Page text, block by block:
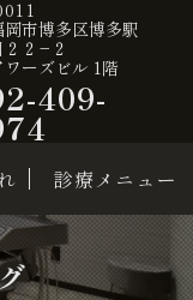
市博多区博多駅
２−２
ワーズビル 1階
409-
診療メニュー